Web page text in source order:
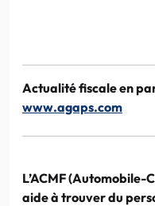
Actualité fiscale en
www.agaps.com
L’ACMF(Automobile-
aide à trouver du